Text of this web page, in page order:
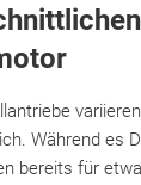
Während es
bereits für